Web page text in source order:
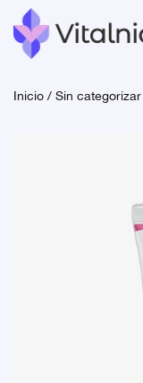
Inicio/Sin categorizar